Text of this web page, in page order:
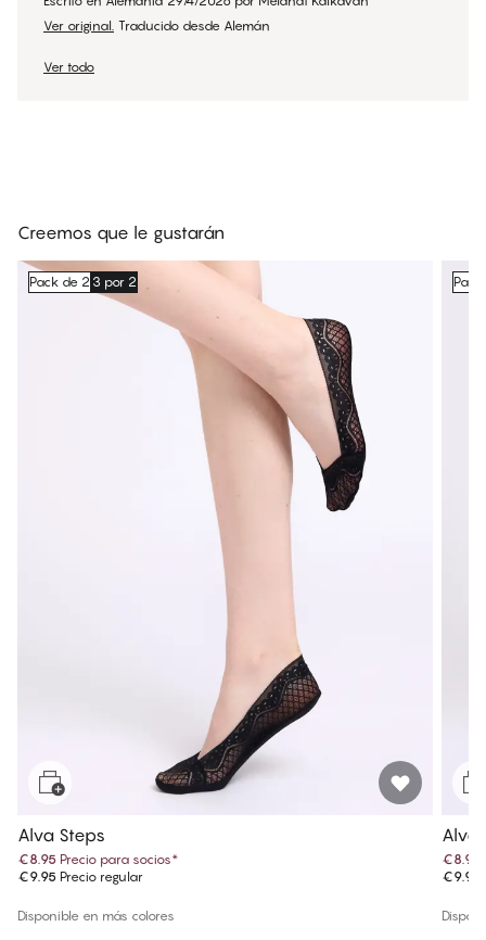
Ver original. Traducido desde Alemán
Ver todo
Creemos que le gustarán
Pack de 2 3 por 2
Alva Steps
€8.95 Precio para socios*
€9.95 Precio regular
Disponible en más colores
Alva
€8.95
€9.95